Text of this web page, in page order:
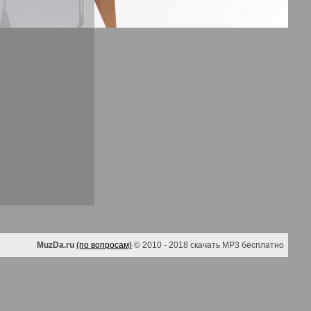
MuzDa.ru (по вопросам) © 2010 - 2018 скачать MP3 бесплатно